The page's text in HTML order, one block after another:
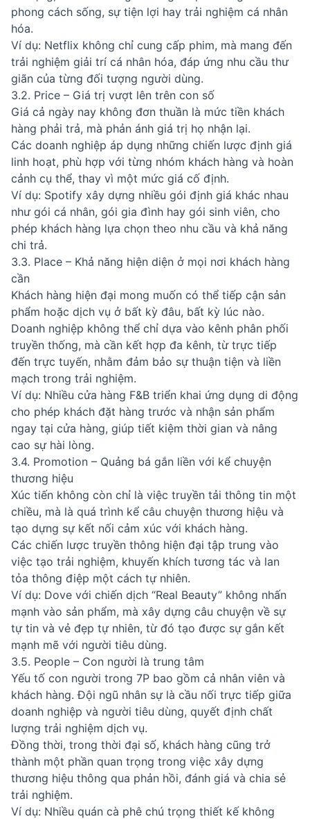
phong cách sống, sự tiện lợi hay trải nghiệm cá nhân
hóa.
Ví dụ: Netflix không chỉ cung cấp phim, mà mang đến
trải nghiệm giải trí cá nhân hóa, đáp ứng nhu cầu thư
giãn của từng đối tượng người dùng.
3.2. Price – Giá trị vượt lên trên con số
Giá cả ngày nay không đơn thuần là mức tiền khách
hàng phải trả, mà phản ánh giá trị họ nhận lại.
Các doanh nghiệp áp dụng những chiến lược định giá
linh hoạt, phù hợp với từng nhóm khách hàng và hoàn
cảnh cụ thể, thay vì một mức giá cố định.
Ví dụ: Spotify xây dựng nhiều gói định giá khác nhau
như gói cá nhân, gói gia đình hay gói sinh viên, cho
phép khách hàng lựa chọn theo nhu cầu và khả năng
chi trả.
3.3. Place – Khả năng hiện diện ở mọi nơi khách hàng
cần
Khách hàng hiện đại mong muốn có thể tiếp cận sản
phẩm hoặc dịch vụ ở bất kỳ đâu, bất kỳ lúc nào.
Doanh nghiệp không thể chỉ dựa vào kênh phân phối
truyền thống, mà cần kết hợp đa kênh, từ trực tiếp
đến trực tuyến, nhằm đảm bảo sự thuận tiện và liền
mạch trong trải nghiệm.
Ví dụ: Nhiều cửa hàng F&B triển khai ứng dụng di động
cho phép khách đặt hàng trước và nhận sản phẩm
ngay tại cửa hàng, giúp tiết kiệm thời gian và nâng
cao sự hài lòng.
3.4. Promotion – Quảng bá gắn liền với kể chuyện
thương hiệu
Xúc tiến không còn chỉ là việc truyền tải thông tin một
chiều, mà là quá trình kể câu chuyện thương hiệu và
tạo dựng sự kết nối cảm xúc với khách hàng.
Các chiến lược truyền thông hiện đại tập trung vào
việc tạo trải nghiệm, khuyến khích tương tác và lan
tỏa thông điệp một cách tự nhiên.
Ví dụ: Dove với chiến dịch “Real Beauty” không nhấn
mạnh vào sản phẩm, mà xây dựng câu chuyện về sự
tự tin và vẻ đẹp tự nhiên, từ đó tạo được sự gắn kết
mạnh mẽ với người tiêu dùng.
3.5. People – Con người là trung tâm
Yếu tố con người trong 7P bao gồm cả nhân viên và
khách hàng. Đội ngũ nhân sự là cầu nối trực tiếp giữa
doanh nghiệp và người tiêu dùng, quyết định chất
lượng trải nghiệm dịch vụ.
Đồng thời, trong thời đại số, khách hàng cũng trở
thành một phần quan trọng trong việc xây dựng
thương hiệu thông qua phản hồi, đánh giá và chia sẻ
trải nghiệm.
Ví dụ: Nhiều quán cà phê chú trọng thiết kế không